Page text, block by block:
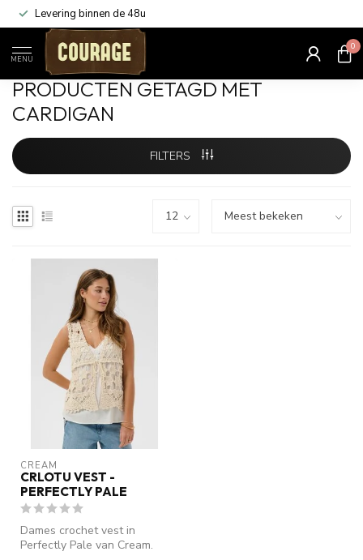
Levering binnen de 48u
MENU
0
Home Tags / Cardigan
PRODUCTEN GETAGD MET
CARDIGAN
FILTERS
CREAM
CRLOTU VEST -
PERFECTLY PALE
Dames crochet vest in
Perfectly Pale van Cream.